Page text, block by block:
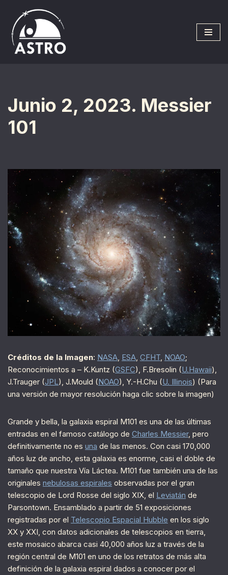
Saltar
al
contenido
Junio 2, 2023. Messier
101
Créditos de la Imagen: NASA ESA CFHT NOAO;
Reconocimientos a – K.Kuntz (GSFC), F.Bresolin (U.Hawaii),
J.Trauger (JPL), J.Mould (NOAO), Y.-H.Chu (U. Illinois) (Para
una versión de mayor resolución haga clic sobre la imagen)
Grande y bella, la galaxia espiral M101 es una de las últimas
entradas en el famoso catálogo de Charles Messier, pero
definitivamente no es una de las menos. Con casi 170,000
años luz de ancho, esta galaxia es enorme, casi el doble de
tamaño que nuestra Vía Láctea. M101 fue también una de las
originales nebulosas espirales observadas por el gran
telescopio de Lord Rosse del siglo XIX, el Leviatán de
Parsontown. Ensamblado a partir de 51 exposiciones
registradas por el Telescopio Espacial Hubble en los siglo
XX y XXI, con datos adicionales de telescopios en tierra,
este mosaico abarca casi 40,000 años luz a través de la
región central de M101 en uno de los retratos de más alta
definición de la galaxia espiral dados a conocer por el